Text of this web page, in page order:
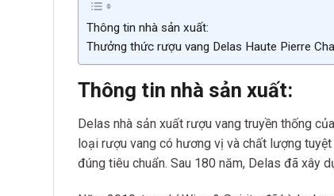
Thông tin nhà sản xuất:
Thưởng thức rượu vang Delas Haute Pierre
Thông tin nhà sản xuất:
Delas nhà sản xuất rượu vang truyền thống
loại rượu vang có hương vị và chất lượng
đúng tiêu chuẩn. Sau 180 năm, Delas đã xây